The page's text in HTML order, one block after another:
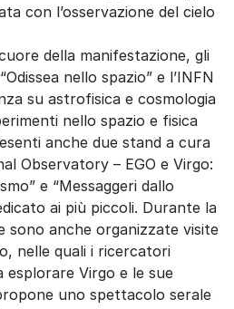
con l’osservazione del cielo
della manifestazione, gli
nello spazio” e l’INFN
su astrofisica e cosmologia
nello spazio e fisica
anche due stand a cura
Observatory – EGO e Virgo:
e “Messaggeri dallo
ai più piccoli. Durante la
sono anche organizzate visite
nelle quali i ricercatori
Virgo e le sue
uno spettacolo serale